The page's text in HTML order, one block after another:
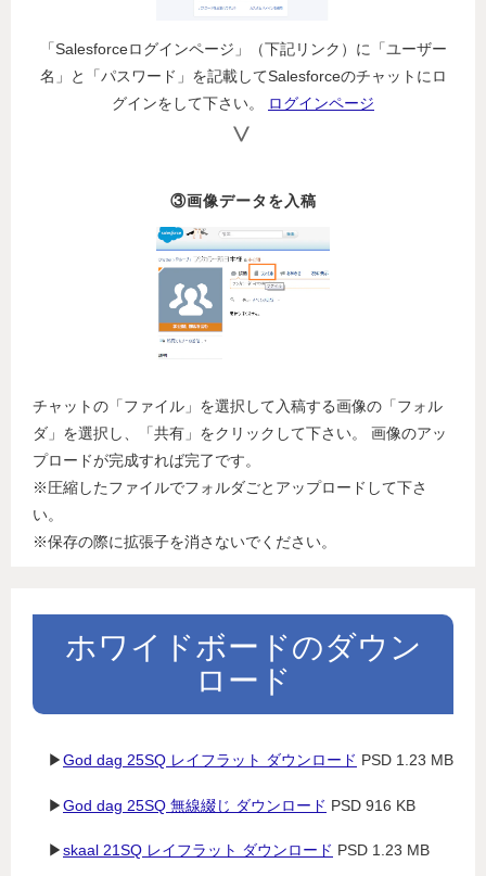
「Salesforceログインページ」（下記リンク）に「ユーザー
名」と「パスワード」を記載してSalesforceのチャットにロ
グインをして下さい。
ログインページ
③画像データを入稿
チャットの「ファイル」を選択して入稿する画像の「フォル
ダ」を選択し、「共有」をクリックして下さい。 画像のアッ
プロードが完成すれば完了です。
※圧縮したファイルでフォルダごとアップロードして下さ
い。
※保存の際に拡張子を消さないでください。
ホワイドボードのダウン
ロード
▶God dag 25SQ レイフラット ダウンロード PSD 1.23 MB
▶God dag 25SQ 無線綴じ ダウンロード PSD 916 KB
▶skaal 21SQ レイフラット ダウンロード PSD 1.23 MB